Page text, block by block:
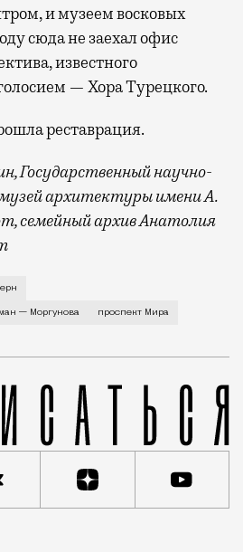
и музеем восковых
сюда не заехал офис
известного
— Хора Турецкого.
реставрация.
Государственный научно-
архитектуры имени А.
семейный архив Анатолия
строения в Мещанской
— Моргунова проспект Мира